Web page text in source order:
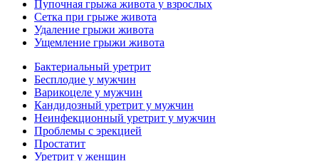
Пупочная грыжа живота у взрослых
Сетка при грыже живота
Удаление грыжи живота
Ущемление грыжи живота
Бактериальный уретрит
Бесплодие у мужчин
Варикоцеле у мужчин
Кандидозный уретрит у мужчин
Неинфекционный уретрит у мужчин
Проблемы с эрекцией
Простатит
Уретрит у женщин